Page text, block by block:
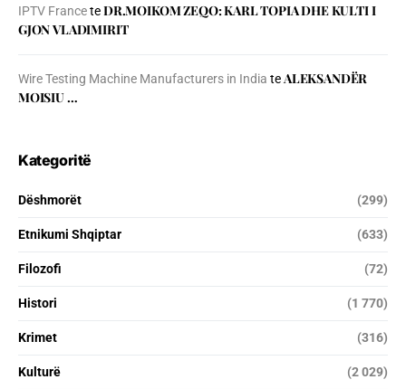
IPTV FranceteDR.MOIKOM ZEQO: KARL TOPIA DHE KULTI I
GJON VLADIMIRIT
Wire Testing Machine Manufacturers in India teALEKSANDËR
MOISIU …
Kategoritë
Dëshmorët (299)
Etnikumi Shqiptar (633)
Filozofi (72)
Histori (1 770)
Krimet (316)
Kulturë (2 029)